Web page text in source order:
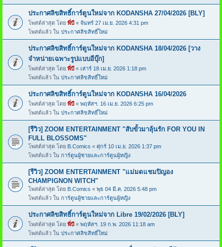
ประกาศลิขสิทธิ์การ์ตูนใหม่จาก KODANSHA 27/04/2026 [BLY]
โพสต์ล่าสุด โดย พี่บี « จันทร์ 27 เม.ย. 2026 4:31 pm
โพสต์แล้ว ใน ประกาศลิขสิทธิ์ใหม่
ประกาศลิขสิทธิ์การ์ตูนใหม่จาก KODANSHA 18/04/2026 [วาง
จำหน่ายเฉพาะรูปแบบอีบุ๊ก]
โพสต์ล่าสุด โดย พี่บี « เสาร์ 18 เม.ย. 2026 1:18 pm
โพสต์แล้ว ใน ประกาศลิขสิทธิ์ใหม่
ประกาศลิขสิทธิ์การ์ตูนใหม่จาก KODANSHA 16/04/2026
โพสต์ล่าสุด โดย พี่บี « พฤหัสฯ. 16 เม.ย. 2026 6:25 pm
โพสต์แล้ว ใน ประกาศลิขสิทธิ์ใหม่
[รีวิว] ZOOM ENTERTAINMENT "สับขั้วมาลุ้นรัก FOR YOU IN
FULL BLOSSOMS"
โพสต์ล่าสุด โดย B.Comics « ศุกร์ 10 เม.ย. 2026 1:37 pm
โพสต์แล้ว ใน การ์ตูนผู้ชายและการ์ตูนผู้หญิง
[รีวิว] ZOOM ENTERTAINMENT "แม่มดแชมปิญอง
CHAMPIGNON WITCH"
โพสต์ล่าสุด โดย B.Comics « พุธ 04 มี.ค. 2026 5:48 pm
โพสต์แล้ว ใน การ์ตูนผู้ชายและการ์ตูนผู้หญิง
ประกาศลิขสิทธิ์การ์ตูนใหม่จาก Libre 19/02/2026 [BLY]
โพสต์ล่าสุด โดย พี่บี « พฤหัสฯ. 19 ก.พ. 2026 11:18 am
โพสต์แล้ว ใน ประกาศลิขสิทธิ์ใหม่